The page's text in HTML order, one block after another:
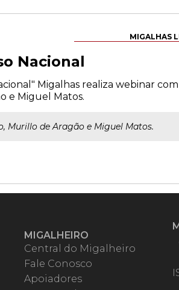
MIGALHAS
Nacional
Migalhas realiza webinar com
e Miguel Matos.
Murillo de Aragão e Miguel Matos.
MIGALHEIRO
Central do Migalheiro
Fale Conosco
Apoiadores